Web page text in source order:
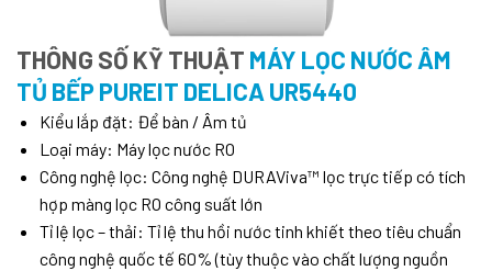
THÔNG SỐ KỸ THUẬT MÁY LỌC NƯỚC ÂM
TỦ BẾP PUREIT DELICA UR5440
Kiểu lắp đặt: Để bàn / Âm tủ
Loại máy: Máy lọc nước RO
Công nghệ lọc: Công nghệ DURAViva™ lọc trực tiếp có tích
hợp màng lọc RO công suất lớn
Tỉ lệ lọc – thải: Tỉ lệ thu hồi nước tinh khiết theo tiêu chuẩn
công nghệ quốc tế 60% (tùy thuộc vào chất lượng nguồn